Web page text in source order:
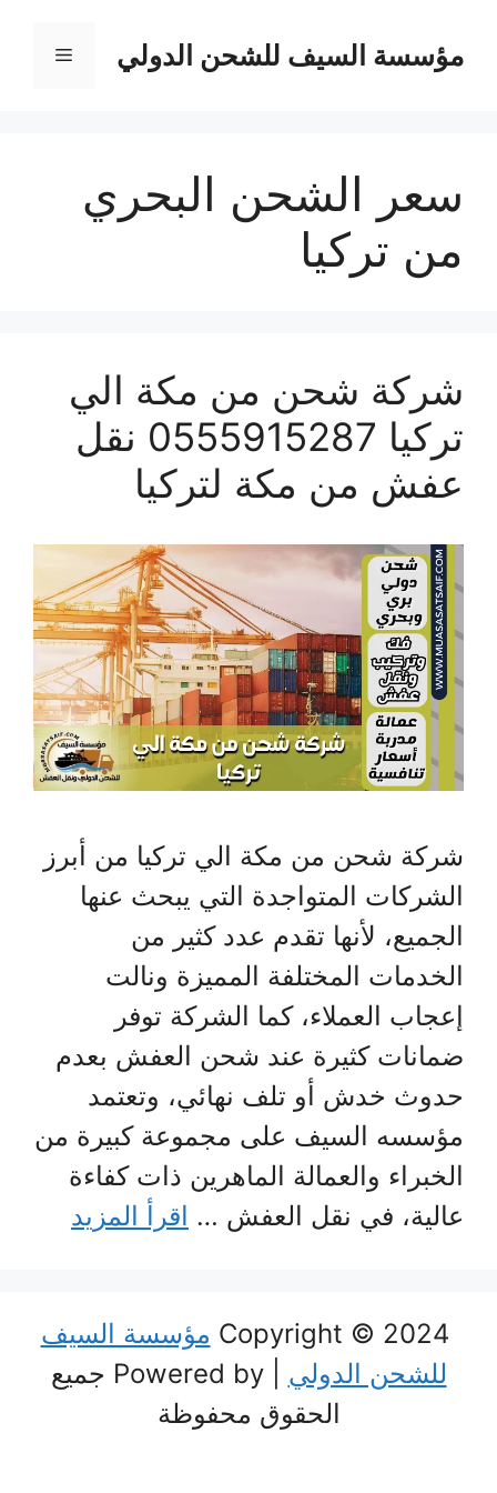
المحتوىمؤسسة السيف للشحن الدولي القائمة
سعر الشحن البحري
من تركيا
شركة شحن من مكة الي
تركيا 0555915287 نقل
عفش من مكة لتركيا
شركة شحن من مكة الي تركيا من أبرز
الشركات المتواجدة التي يبحث عنها
الجميع، لأنها تقدم عدد كثير من
الخدمات المختلفة المميزة ونالت
إعجاب العملاء، كما الشركة توفر
ضمانات كثيرة عند شحن العفش بعدم
حدوث خدش أو تلف نهائي، وتعتمد
مؤسسه السيف على مجموعة كبيرة من
الخبراء والعمالة الماهرين ذات كفاءة
عالية، في نقل العفش … اقرأ المزيد
مؤسسة السيف
للشحن الدولي
| Powered by جميع
الحقوق محفوظة